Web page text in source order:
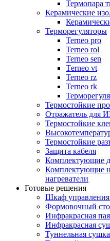
Термопара
Керамические
Терморегуляторы
Terneo pro
Terneo rol
Terneo sen
Тerneo vt
Terneo rz
Terneo rk
Термостойкие
Отражатель для
Термостойкие
Термостойкие
Защита кабеля
Комплектующие
Комплектующие
нагреватели
Готовые решения
Шкаф управления
Формовочный
Инфракрасная
Инфракрасная
Туннельная сушка